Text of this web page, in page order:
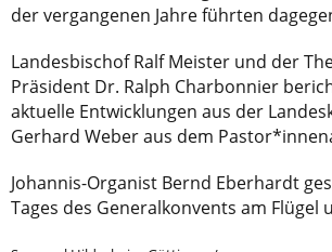
der vergangenen Jahre führten
Landesbischof Ralf Meister und der
Präsident Dr. Ralph Charbonnier
aktuelle Entwicklungen aus der
Gerhard Weber aus dem
Johannis-Organist Bernd Eberhardt
Tages des Generalkonvents am Flügel